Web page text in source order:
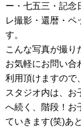
ー・七五三・記念
レ撮影・還暦・ペ
す。
こんな写真が撮り
お気軽にお問い合
利用頂けますので
スタジオ内は、お
へ続く、階段！お
ていきます(笑)あ